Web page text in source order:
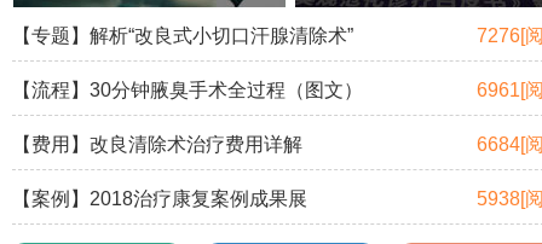
【专题】解析“改良式小切口汗腺清除术” 7276[
【流程】30分钟腋臭手术全过程（图文） 6961[
【费用】改良清除术治疗费用详解 6684[
【案例】2018治疗康复案例成果展 5938[